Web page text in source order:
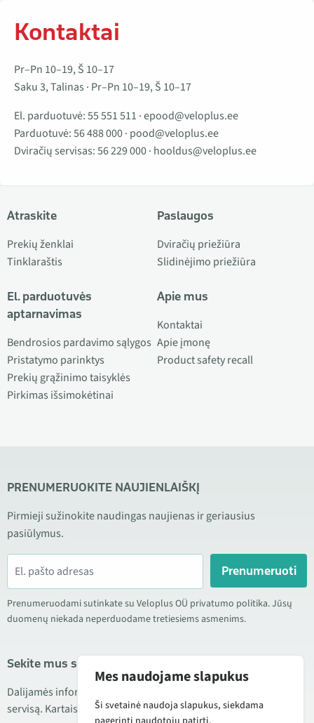
Kontaktai
Pr–Pn 10–19, Š 10–17
Saku 3, Talinas · Pr–Pn 10–19, Š 10–17
El. parduotuvė:55 551 511 ·epood@veloplus.ee
Parduotuvė:56 488 000· pood@veloplus.ee
Dviračių servisas:56 229 000· hooldus@veloplus.ee
Atraskite
Prekių ženklai
Tinklaraštis
El. parduotuvės
aptarnavimas
Bendrosios pardavimo sąlygos
Pristatymo parinktys
Prekių grąžinimo taisyklės
Pirkimas išsimokėtinai
Paslaugos
Dviračių priežiūra
Slidinėjimo priežiūra
Apie mus
Kontaktai
Apie įmonę
Product safety recall
PRENUMERUOKITE NAUJIENLAIŠKĮ
Pirmieji sužinokite naudingas naujienas ir geriausius
pasiūlymus.
Prenumeruoti
Prenumeruodami sutinkate su Veloplus OÜ privatumo politika. Jūsų
duomenų niekada neperduodame tretiesiems asmenims.
Sekite mus socialiniuose tinkluose
Dalijamės informacija apie geras kainas, naujus produktus ir
servisą. Kartais taip pat publikuojame produktų apžvalgas.
Mes naudojame slapukus
Ši svetainė naudoja slapukus, siekdama